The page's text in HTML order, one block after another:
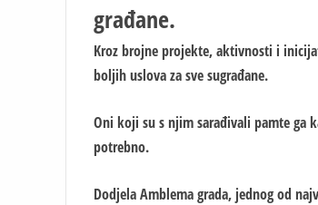
građane.
Kroz brojne projekte, aktivnosti i
boljih uslova za sve sugrađane.
Oni koji su s njim sarađivali pamte ga
potrebno.
Dodjela Amblema grada, jednog od